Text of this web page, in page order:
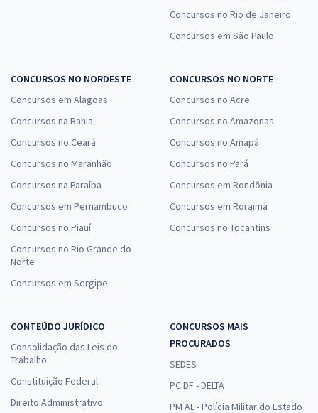
Concursos no Rio de Janeiro
Concursos em São Paulo
CONCURSOS NO NORDESTE
Concursos em Alagoas
Concursos na Bahia
Concursos no Ceará
Concursos no Maranhão
Concursos na Paraíba
Concursos em Pernambuco
Concursos no Piauí
Concursos no Rio Grande do
Norte
Concursos em Sergipe
CONCURSOS NO NORTE
Concursos no Acre
Concursos no Amazonas
Concursos no Amapá
Concursos no Pará
Concursos em Rondônia
Concursos em Roraima
Concursos no Tocantins
CONTEÚDO JURÍDICO
Consolidação das Leis do
Trabalho
Constituição Federal
Direito Administrativo
CONCURSOS MAIS
PROCURADOS
SEDES
PC DF - DELTA
PM AL - Polícia Militar do Estado